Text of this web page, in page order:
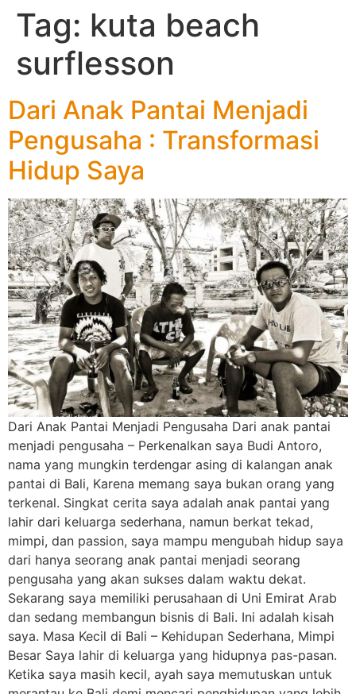
Tag: kuta beach
surflesson
Dari Anak Pantai Menjadi
Pengusaha : Transformasi
Hidup Saya
Dari Anak Pantai Menjadi Pengusaha Dari anak pantai
menjadi pengusaha – Perkenalkan saya Budi Antoro,
nama yang mungkin terdengar asing di kalangan anak
pantai di Bali, Karena memang saya bukan orang yang
terkenal. Singkat cerita saya adalah anak pantai yang
lahir dari keluarga sederhana, namun berkat tekad,
mimpi, dan passion, saya mampu mengubah hidup saya
dari hanya seorang anak pantai menjadi seorang
pengusaha yang akan sukses dalam waktu dekat.
Sekarang saya memiliki perusahaan di Uni Emirat Arab
dan sedang membangun bisnis di Bali. Ini adalah kisah
saya. Masa Kecil di Bali – Kehidupan Sederhana, Mimpi
Besar Saya lahir di keluarga yang hidupnya pas-pasan.
Ketika saya masih kecil, ayah saya memutuskan untuk